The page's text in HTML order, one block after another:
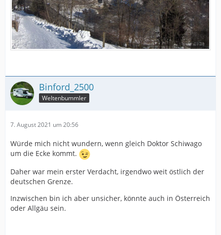
Binford_2500
Weltenbummler
7. August 2021 um 20:56
Würde mich nicht wundern, wenn gleich Doktor Schiwago
um die Ecke kommt.
Daher war mein erster Verdacht, irgendwo weit östlich der
deutschen Grenze.
Inzwischen bin ich aber unsicher, könnte auch in Österreich
oder Allgäu sein.